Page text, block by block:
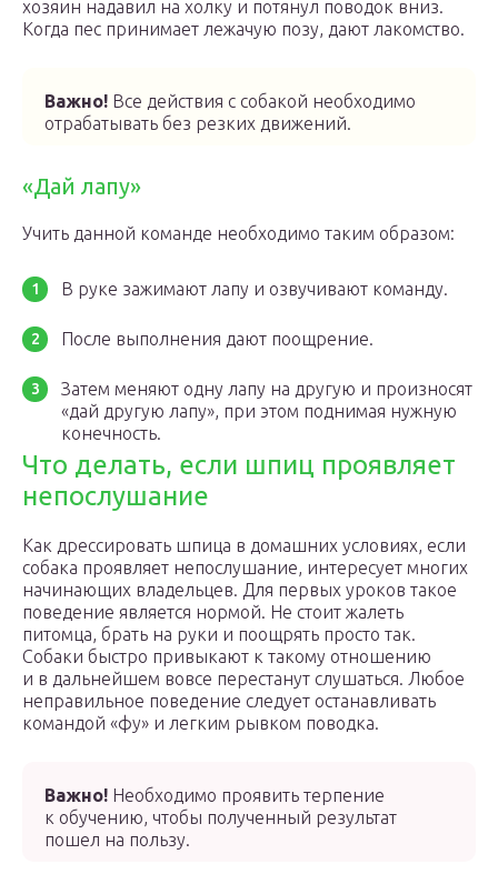
хозяин надавил на холку и потянул поводок вниз.
Когда пес принимает лежачую позу, дают лакомство.
Важно! Все действия с собакой необходимо
отрабатывать без резких движений.
«Дай лапу»
Учить данной команде необходимо таким образом:
В руке зажимают лапу и озвучивают команду.
После выполнения дают поощрение.
Затем меняют одну лапу на другую и произносят
«дай другую лапу», при этом поднимая нужную
конечность.
Что делать, если шпиц проявляет
непослушание
Как дрессировать шпица в домашних условиях, если
собака проявляет непослушание, интересует многих
начинающих владельцев. Для первых уроков такое
поведение является нормой. Не стоит жалеть
питомца, брать на руки и поощрять просто так.
Собаки быстро привыкают к такому отношению
и в дальнейшем вовсе перестанут слушаться. Любое
неправильное поведение следует останавливать
командой «фу» и легким рывком поводка.
Важно! Необходимо проявить терпение
к обучению, чтобы полученный результат
пошел на пользу.